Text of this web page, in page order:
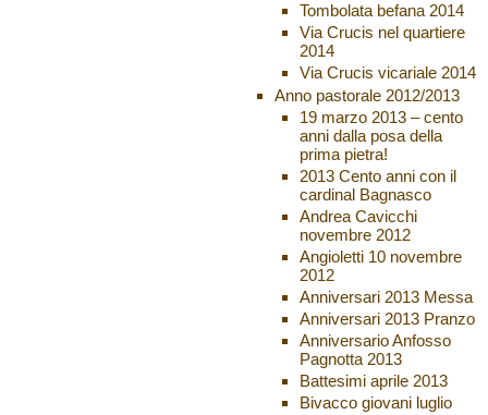
Tombolata befana 2014
Via Crucis nel quartiere
2014
Via Crucis vicariale 2014
Anno pastorale 2012/2013
19 marzo 2013 – cento
anni dalla posa della
prima pietra!
2013 Cento anni con il
cardinal Bagnasco
Andrea Cavicchi
novembre 2012
Angioletti 10 novembre
2012
Anniversari 2013 Messa
Anniversari 2013 Pranzo
Anniversario Anfosso
Pagnotta 2013
Battesimi aprile 2013
Bivacco giovani luglio